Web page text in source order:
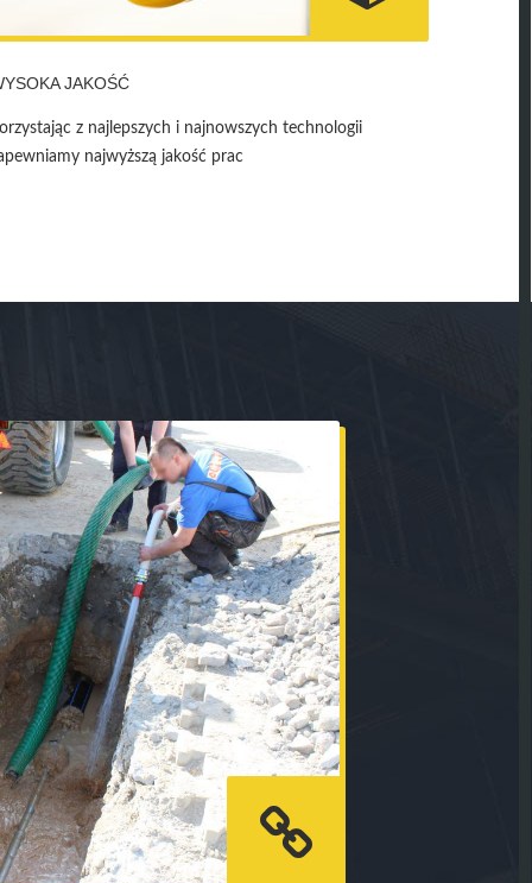
JAKOŚĆ
z najlepszych i najnowszych technologii
najwyższą jakość prac